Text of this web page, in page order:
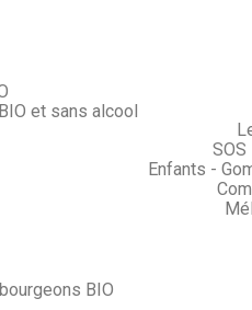
et sans alcool
BIO
Enfants -